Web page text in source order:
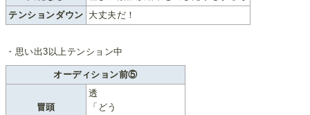
テンションダウン 大丈夫だ！
・思い出3以上テンション中
オーディション前⑤
冒頭
透
「どう